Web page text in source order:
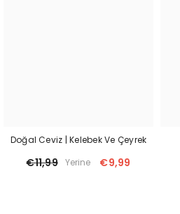
Doğal Ceviz | Kelebek Ve Çeyrek
€11,99 Yerine €9,99